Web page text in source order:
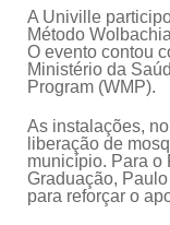
A Univille
Método
O evento contou
Ministério da
Program (WMP).
As instalações,
liberação de
município. Para o
Graduação,
para reforçar o